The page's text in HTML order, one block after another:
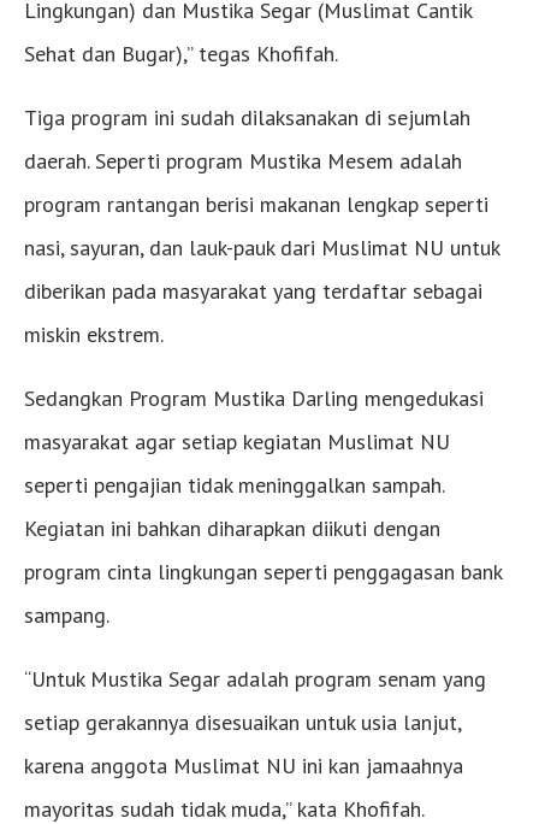
Lingkungan) dan Mustika Segar (Muslimat Cantik
Sehat dan Bugar),” tegas Khofifah.
Tiga program ini sudah dilaksanakan di sejumlah
daerah. Seperti program Mustika Mesem adalah
program rantangan berisi makanan lengkap seperti
nasi, sayuran, dan lauk-pauk dari Muslimat NU untuk
diberikan pada masyarakat yang terdaftar sebagai
miskin ekstrem.
Sedangkan Program Mustika Darling mengedukasi
masyarakat agar setiap kegiatan Muslimat NU
seperti pengajian tidak meninggalkan sampah.
Kegiatan ini bahkan diharapkan diikuti dengan
program cinta lingkungan seperti penggagasan bank
sampang.
“Untuk Mustika Segar adalah program senam yang
setiap gerakannya disesuaikan untuk usia lanjut,
karena anggota Muslimat NU ini kan jamaahnya
mayoritas sudah tidak muda,” kata Khofifah.